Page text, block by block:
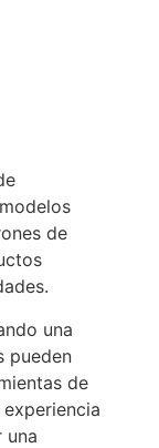
de
una
pueden
de
una